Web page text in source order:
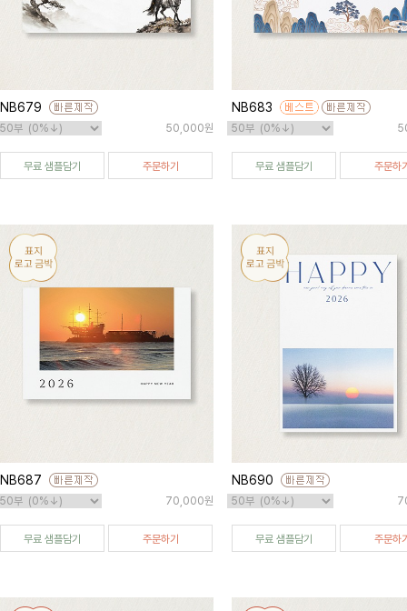
NB679
50,000원
무료 샘플담기 주문하기
NB683
무료 샘플담기 주문하
NB687
70,000원
무료 샘플담기 주문하기
NB690
무료 샘플담기 주문하